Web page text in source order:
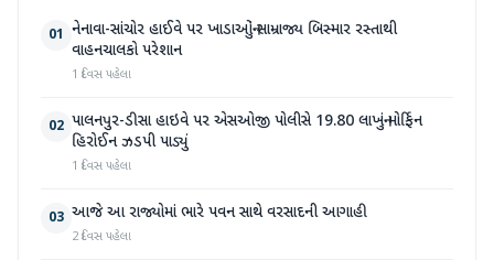
01 નેનાવા-સાંચોર હાઈવે પર ખાડાઓનું સામ્રાજ્ય બિસ્માર રસ્તાથી
વાહનચાલકો પરેશાન
1 દિવસ પહેલા
02 પાલનપુર-ડીસા હાઇવે પર એસઓજી પોલીસે 19.80 લાખનું મોર્ફિન
હિરોઈન ઝડપી પાડ્યું
1 દિવસ પહેલા
03 આજે આ રાજ્યોમાં ભારે પવન સાથે વરસાદની આગાહી
2 દિવસ પહેલા